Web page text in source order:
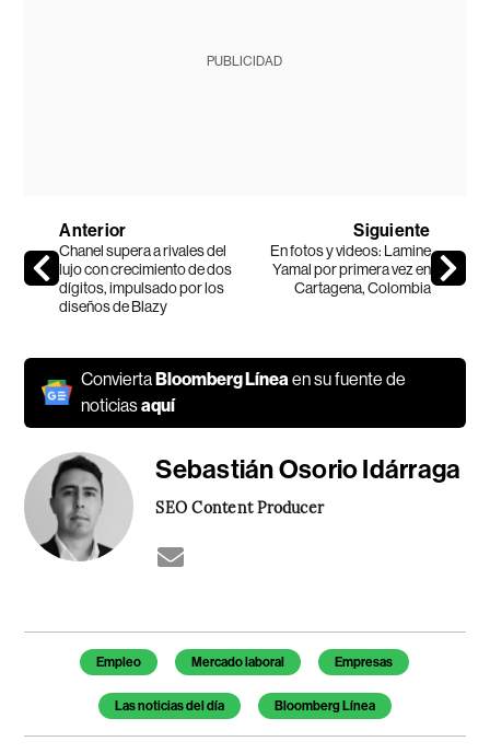
PUBLICIDAD
Anterior
Chanel supera a rivales del
lujo con crecimiento de dos
dígitos, impulsado por los
diseños de Blazy
Siguiente
En fotos y videos: Lamine
Yamal por primera vez en
Cartagena, Colombia
ConviertaBloomberg Línea en su fuente de
noticiasaquí
Sebastián Osorio Idárraga
SEO Content Producer
Temas de este artículo
Empleo Mercado laboral Empresas
Las noticias del día Bloomberg Línea